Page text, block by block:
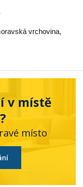
vrchovina,
v místě
místo